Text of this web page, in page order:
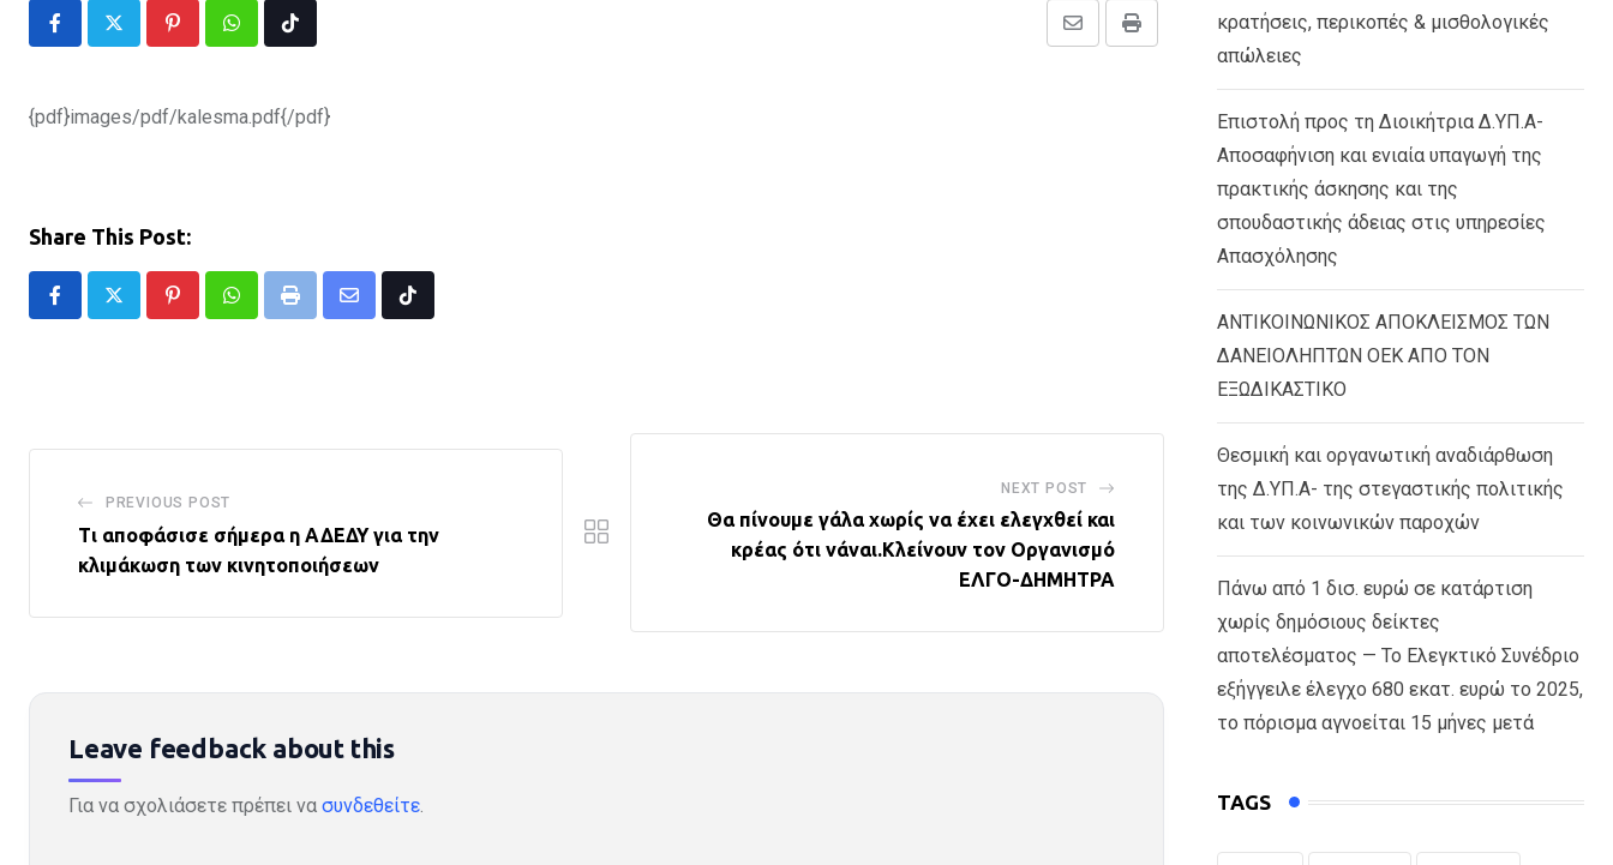
PinterestWhatsapp Print
Share
Tiktok
{pdf}images/pdf/kalesma.pdf{/pdf}
Share This Post:
PinterestWhatsappPrint
Share
Tiktok
PREVIOUS POST
Tι αποφάσισε σήμερα η ΑΔΕΔΥ για την
κλιμάκωση των κινητοποιήσεων
NEXT POST
Θα πίνουμε γάλα χωρίς να έχει ελεγχθεί και
κρέας ότι νάναι.Κλείνουν τον Οργανισμό
ΕΛΓΟ-ΔΗΜΗΤΡΑ
Leave feedback about this
Για να σχολιάσετε πρέπει να συνδεθείτε.
κρατήσεις, περικοπές & μισθολογικές
απώλειες
Επιστολή προς τη Διοικήτρια Δ.ΥΠ.Α-
Αποσαφήνιση και ενιαία υπαγωγή της
πρακτικής άσκησης και της
σπουδαστικής άδειας στις υπηρεσίες
Απασχόλησης
ΑΝΤΙΚΟΙΝΩΝΙΚΟΣ ΑΠΟΚΛΕΙΣΜΟΣ ΤΩΝ
ΔΑΝΕΙΟΛΗΠΤΩΝ ΟΕΚ ΑΠΟ ΤΟΝ
ΕΞΩΔΙΚΑΣΤΙΚΟ
Θεσμική και οργανωτική αναδιάρθωση
της Δ.ΥΠ.Α- της στεγαστικής πολιτικής
και των κοινωνικών παροχών
Πάνω από 1 δισ. ευρώ σε κατάρτιση
χωρίς δημόσιους δείκτες
αποτελέσματος — Το Ελεγκτικό Συνέδριο
εξήγγειλε έλεγχο 680 εκατ. ευρώ το 2025,
το πόρισμα αγνοείται 15 μήνες μετά
TAGS